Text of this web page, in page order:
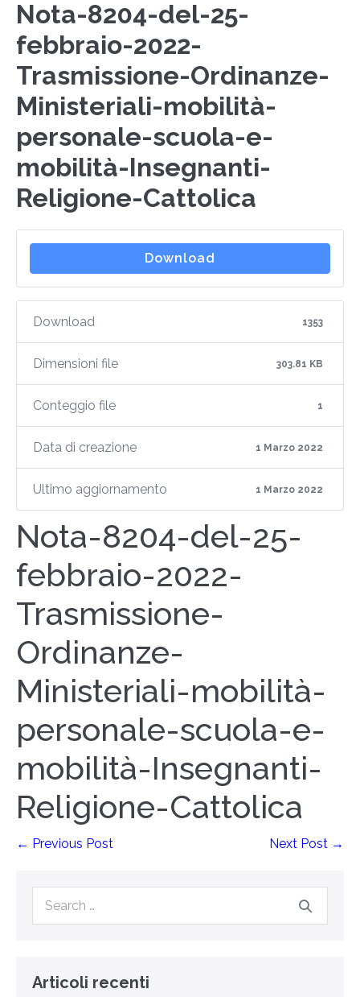
Nota-8204-del-25-
febbraio-2022-
Trasmissione-Ordinanze-
Ministeriali-mobilità-
personale-scuola-e-
mobilità-Insegnanti-
Religione-Cattolica
Download
Download 1353
Dimensioni file 303.81 KB
Conteggio file 1
Data di creazione 1 Marzo 2022
Ultimo aggiornamento 1 Marzo 2022
Nota-8204-del-25-
febbraio-2022-
Trasmissione-
Ordinanze-
Ministeriali-mobilità-
personale-scuola-e-
mobilità-Insegnanti-
Religione-Cattolica
← Previous Post Next Post →
Articoli recenti